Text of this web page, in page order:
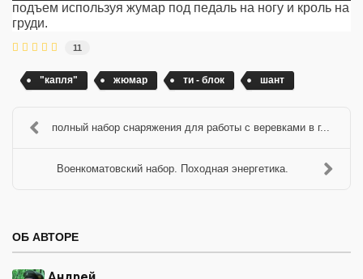
подъем используя жумар под педаль на ногу и кроль на
груди.
11
"капля" жюмар ти - блок шант
полный набор снаряжения для работы с веревками в г...
Военкоматовский набор. Походная энергетика.
ОБ АВТОРЕ